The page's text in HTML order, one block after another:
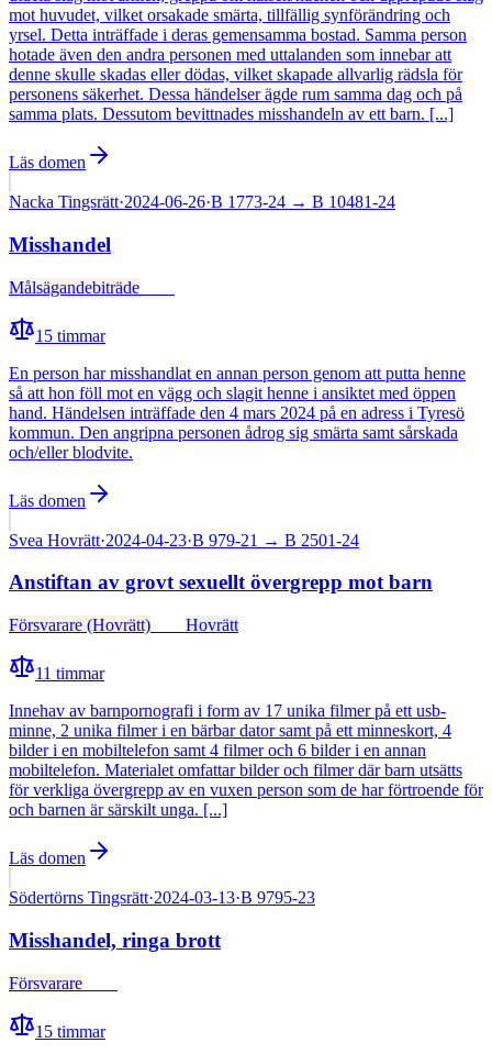
mot huvudet, vilket orsakade smärta, tillfällig synförändring och
yrsel. Detta inträffade i deras gemensamma bostad. Samma person
hotade även den andra personen med uttalanden som innebar att
denne skulle skadas eller dödas, vilket skapade allvarlig rädsla för
personens säkerhet. Dessa händelser ägde rum samma dag och på
samma plats. Dessutom bevittnades misshandeln av ett barn. [...]
Läs domen
Nacka Tingsrätt·2024-06-26·B 1773-24 → B 10481-24
Misshandel
Målsägandebiträde
15 timmar
En person har misshandlat en annan person genom att putta henne
så att hon föll mot en vägg och slagit henne i ansiktet med öppen
hand. Händelsen inträffade den 4 mars 2024 på en adress i Tyresö
kommun. Den angripna personen ådrog sig smärta samt sårskada
och/eller blodvite.
Läs domen
Svea Hovrätt·2024-04-23·B 979-21 → B 2501-24
Anstiftan av grovt sexuellt övergrepp mot barn
Försvarare (Hovrätt) Hovrätt
11 timmar
Innehav av barnpornografi i form av 17 unika filmer på ett usb-
minne, 2 unika filmer i en bärbar dator samt på ett minneskort, 4
bilder i en mobiltelefon samt 4 filmer och 6 bilder i en annan
mobiltelefon. Materialet omfattar bilder och filmer där barn utsätts
för verkliga övergrepp av en vuxen person som de har förtroende för
och barnen är särskilt unga. [...]
Läs domen
Södertörns Tingsrätt·2024-03-13·B 9795-23
Misshandel, ringa brott
Försvarare
15 timmar